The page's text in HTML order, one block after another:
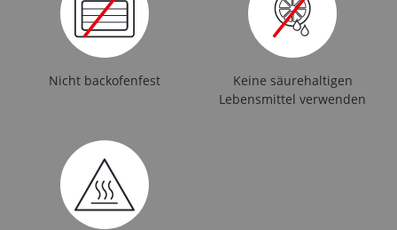
Nicht backofenfest
Keine säurehaltigen
Lebensmittel verwenden